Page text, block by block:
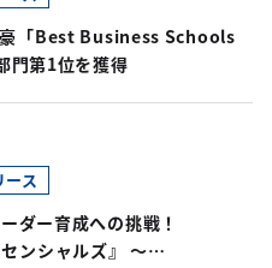
豪「Best Business Schools
門第1位を獲得
ース
ダー育成への挑戦！
ンシャルズ』 ～